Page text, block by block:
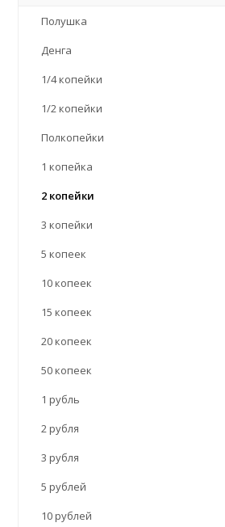
Полушка
Денга
1/4 копейки
1/2 копейки
Полкопейки
1 копейка
2 копейки
3 копейки
5 копеек
10 копеек
15 копеек
20 копеек
50 копеек
1 рубль
2 рубля
3 рубля
5 рублей
10 рублей